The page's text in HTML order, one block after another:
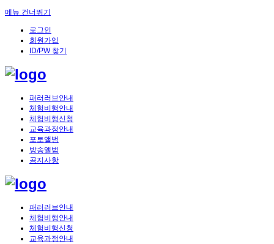
메뉴 건너뛰기
로그인
회원가입
ID/PW 찾기
패러러브안내
체험비행안내
체험비행신청
교육과정안내
포토앨범
방송앨범
공지사항
패러러브안내
체험비행안내
체험비행신청
교육과정안내